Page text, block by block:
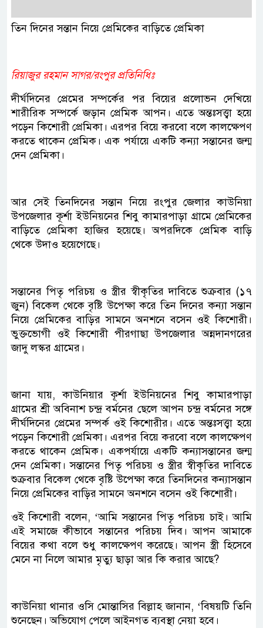
তিন দিনের সন্তান নিয়ে প্রেমিকের বাড়িতে প্রেমিকা
রিয়াজুর রহমান সাগর/রংপুর প্রতিনিধিঃ
দীর্ঘদিনের প্রেমের সম্পর্কের পর বিয়ের প্রলোভন দেখিয়ে
শারীরিক সম্পর্কে জড়ান প্রেমিক আপন। এতে অন্তঃসত্ত্বা হয়ে
পড়েন কিশোরী প্রেমিকা। এরপর বিয়ে করবো বলে কালক্ষেপণ
করতে থাকেন প্রেমিক। এক পর্যায়ে একটি কন্যা সন্তানের জন্ম
দেন প্রেমিকা।
আর সেই তিনদিনের সন্তান নিয়ে রংপুর জেলার কাউনিয়া
উপজেলার কূর্শা ইউনিয়নের শিবু কামারপাড়া গ্রামে প্রেমিকের
বাড়িতে প্রেমিকা হাজির হয়েছে। অপরদিকে প্রেমিক বাড়ি
থেকে উদাও হয়েগেছে।
সন্তানের পিতৃ পরিচয় ও স্ত্রীর স্বীকৃতির দাবিতে শুক্রবার (১৭
জুন) বিকেল থেকে বৃষ্টি উপেক্ষা করে তিন দিনের কন্যা সন্তান
নিয়ে প্রেমিকের বাড়ির সামনে অনশনে বসেন ওই কিশোরী।
ভুক্তভোগী ওই কিশোরী পীরগাছা উপজেলার অন্নদানগরের
জাদু লস্কর গ্রামের।
জানা যায়, কাউনিয়ার কূর্শা ইউনিয়নের শিবু কামারপাড়া
গ্রামের শ্রী অবিনাশ চন্দ্র বর্মনের ছেলে আপন চন্দ্র বর্মনের সঙ্গে
দীর্ঘদিনের প্রেমের সম্পর্ক ওই কিশোরীর। এতে অন্তঃসত্ত্বা হয়ে
পড়েন কিশোরী প্রেমিকা। এরপর বিয়ে করবো বলে কালক্ষেপণ
করতে থাকেন প্রেমিক। একপর্যায়ে একটি কন্যাসন্তানের জন্ম
দেন প্রেমিকা। সন্তানের পিতৃ পরিচয় ও স্ত্রীর স্বীকৃতির দাবিতে
শুক্রবার বিকেল থেকে বৃষ্টি উপেক্ষা করে তিনদিনের কন্যাসন্তান
নিয়ে প্রেমিকের বাড়ির সামনে অনশনে বসেন ওই কিশোরী।
ওই কিশোরী বলেন, ‘আমি সন্তানের পিতৃ পরিচয় চাই। আমি
এই সমাজে কীভাবে সন্তানের পরিচয় দিব। আপন আমাকে
বিয়ের কথা বলে শুধু কালক্ষেপণ করেছে। আপন স্ত্রী হিসেবে
মেনে না নিলে আমার মৃত্যু ছাড়া আর কি করার আছে?
কাউনিয়া থানার ওসি মোন্তাসির বিল্লাহ জানান, ‘বিষয়টি তিনি
শুনেছেন। অভিযোগ পেলে আইনগত ব্যবস্থা নেয়া হবে।